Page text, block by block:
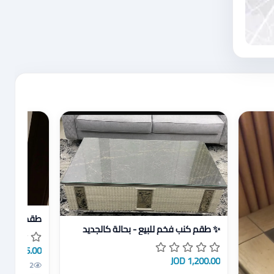
عرض تفاصيل ✨ طقم كنب فخم للبيع - بحالة كالجديد
✨ طقم كنب فخم للبيع - بحالة كالجديد
1,200.00 JOD
عرض
طقم كنب
425.00 JOD
2